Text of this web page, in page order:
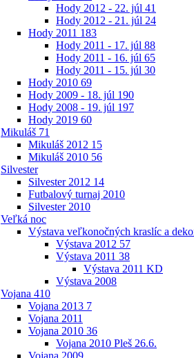
Hody 2012 - 22. júl 41
Hody 2012 - 21. júl 24
Hody 2011 183
Hody 2011 - 17. júl 88
Hody 2011 - 16. júl 65
Hody 2011 - 15. júl 30
Hody 2010 69
Hody 2009 - 18. júl 190
Hody 2008 - 19. júl 197
Hody 2019 60
Mikuláš 71
Mikuláš 2012 15
Mikuláš 2010 56
Silvester
Silvester 2012 14
Futbalový turnaj 2010
Silvester 2010
Veľká noc
Výstava veľkonočných kraslíc a
Výstava 2012 57
Výstava 2011 38
Výstava 2011 KD
Výstava 2008
Vojana 410
Vojana 2013 7
Vojana 2011
Vojana 2010 36
Vojana 2010 Pleš 26.6.
Vojana 2009